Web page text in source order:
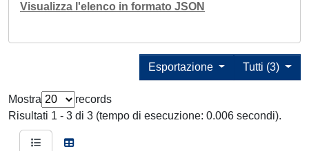
Visualizza l'elenco in formato JSON
Tutti (3)
Esportazione
Mostra
records
Risultati 1 - 3 di 3 (tempo di esecuzione: 0.006 secondi).